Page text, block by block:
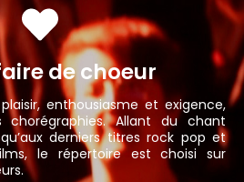
de choeur
enthousiasme et exigence,
Allant du chant
derniers titres rock pop et
le répertoire est choisi sur